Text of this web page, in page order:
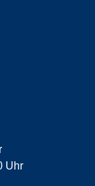
Uhr